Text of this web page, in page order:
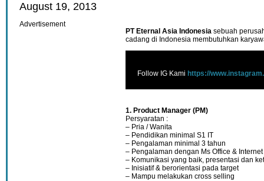
August 19, 2013
PT Eternal Asia Indonesia sebuah
cadang di Indonesia membutuhkan
Follow IG Kami https://
1. Product Manager (PM)
Persyaratan :
– Pria / Wanita
– Pendidikan minimal S1 IT
– Pengalaman minimal 3 tahun
– Pengalaman dengan Ms Office & Internet
– Komunikasi yang baik, presentasi dan
– Inisiatif & berorientasi pada target
– Mampu melakukan cross selling
Advertisement